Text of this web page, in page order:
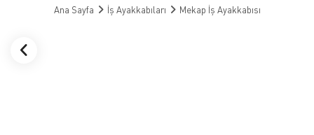
Ana Sayfa İş Ayakkabıları Mekap İş Ayakkabısı